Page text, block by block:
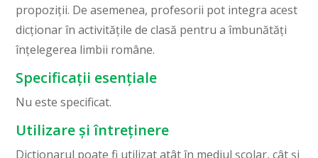
propoziții. De asemenea, profesorii pot integra acest
dicționar în activitățile de clasă pentru a îmbunătăți
înțelegerea limbii române.
Specificații esențiale
Nu este specificat.
Utilizare și întreținere
Dictionarul poate fi utilizat atât în mediul școlar, cât și